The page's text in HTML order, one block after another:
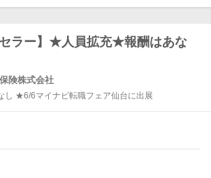
セラー】★人員拡充★報酬はあな
険株式会社
★6/6マイナビ転職フェア仙台に出展